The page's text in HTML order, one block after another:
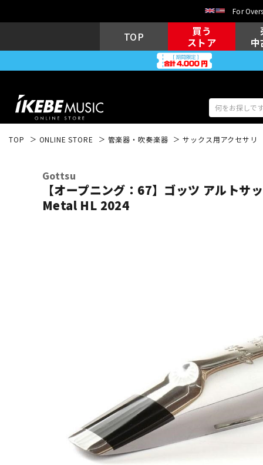
For
TOP
買う
ストア
TOP ONLINE STORE 管楽器・吹奏楽器 サックス用アクセサリ
Gottsu
【オープニング：67】ゴッツ アルトサ
Metal HL 2024